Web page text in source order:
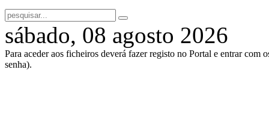
sábado, 08 agosto 2026
Para aceder aos ficheiros deverá fazer registo no Portal e entrar com
senha).